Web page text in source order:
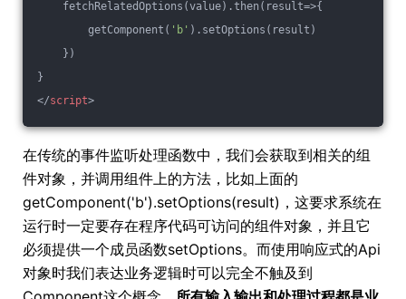
fetchRelatedOptions(value).then( result=>{
getComponent( 'b' ).setOptions(result)
})
}
</script>
在传统的事件监听处理函数中，我们会获取到相关的组
件对象，并调用组件上的方法，比如上面的
getComponent('b').setOptions(result)，这要求系统在
运行时一定要存在程序代码可访问的组件对象，并且它
必须提供一个成员函数setOptions。而使用响应式的Api
对象时我们表达业务逻辑时可以完全不触及到